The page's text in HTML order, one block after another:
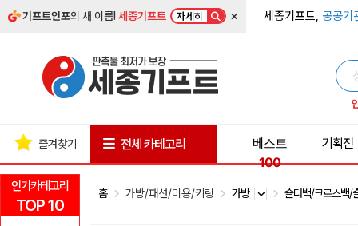
기프트인포의 새 이름!세종기프트 자세히 × 세종기프트, 공공기
인기카테고리
TOP 10
즐겨찾기 전체 카테고리
베스트
100
기획전
홈 가방/패션/미용/키링 가방 숄더백/크로스백/